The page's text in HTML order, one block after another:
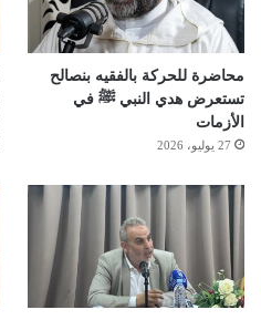
محاضرة للحركة بالفقيه بنصالح
تستعرض هدي النبي ﷺ في
الأزمات
27 يوليو، 2026